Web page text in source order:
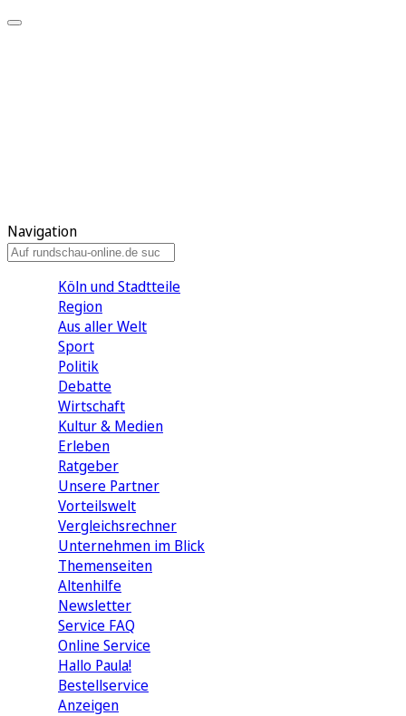
Navigation
Köln und Stadtteile
Region
Aus aller Welt
Sport
Politik
Debatte
Wirtschaft
Kultur & Medien
Erleben
Ratgeber
Unsere Partner
Vorteilswelt
Vergleichsrechner
Unternehmen im Blick
Themenseiten
Altenhilfe
Newsletter
Service FAQ
Online Service
Hallo Paula!
Bestellservice
Anzeigen